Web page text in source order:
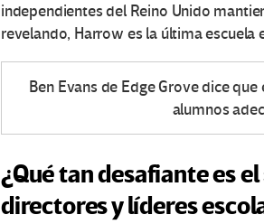
independientes del Reino Unido
revelando, Harrow es la última escuela
Ben Evans de Edge Grove dice
alumnos
¿Qué tan desafiante es
directores y líderes